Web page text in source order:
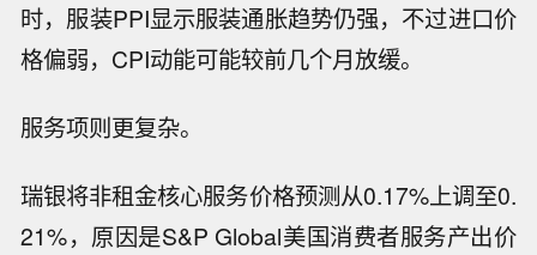
时，服装PPI显示服装通胀趋势仍强，不过进口价
格偏弱，CPI动能可能较前几个月放缓。
服务项则更复杂。
瑞银将非租金核心服务价格预测从0.17%上调至0.
21%，原因是S&P Global美国消费者服务产出价